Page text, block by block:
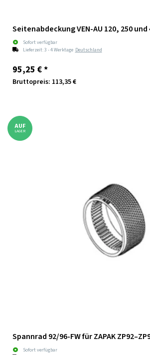
Seitenabdeckung VEN-AU 120, 250 und
Sofort verfügbar
Lieferzeit:3 - 4 Werktage Deutschland
95,25 €*
Bruttopreis: 113,35 €
AUF
LAGER
Spannrad 92/96-FW für ZAPAK
Sofort verfügbar